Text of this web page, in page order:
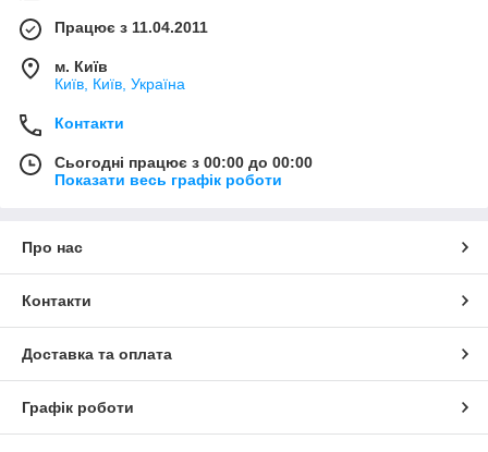
Працює з 11.04.2011
м. Київ
Київ, Київ, Україна
Контакти
Сьогодні працює з 00:00 до 00:00
Показати весь графік роботи
Про нас
Контакти
Доставка та оплата
Графік роботи